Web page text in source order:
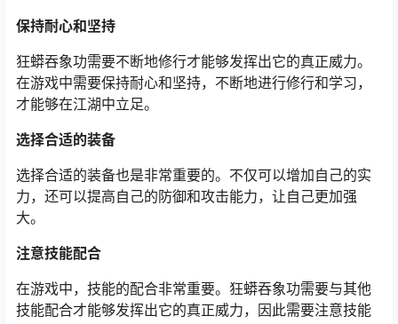
保持耐心和坚持
狂蟒吞象功需要不断地修行才能够发挥出它的真正威力。
在游戏中需要保持耐心和坚持，不断地进行修行和学习，
才能够在江湖中立足。
选择合适的装备
选择合适的装备也是非常重要的。不仅可以增加自己的实
力，还可以提高自己的防御和攻击能力，让自己更加强
大。
注意技能配合
在游戏中，技能的配合非常重要。狂蟒吞象功需要与其他
技能配合才能够发挥出它的真正威力，因此需要注意技能